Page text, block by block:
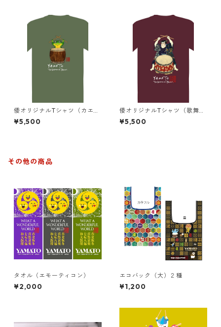
倭オリジナルTシャツ（カエ
ル）緑+ビンテージ加工
¥5,500
倭オリジナルTシャツ（歌舞
伎）エンジ+ビンテージ加工
¥5,500
その他の商品
タオル（エモーティコン）
¥2,000
エコバック（大）２種
¥1,200